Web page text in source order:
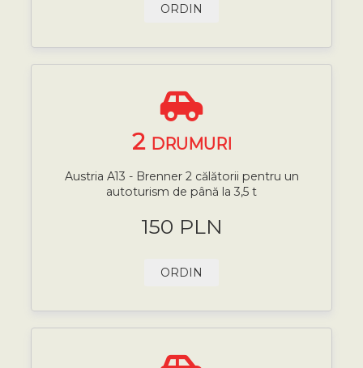
ORDIN
2 DRUMURI
Austria A13 - Brenner 2 călătorii pentru un
autoturism de până la 3,5 t
150 PLN
ORDIN